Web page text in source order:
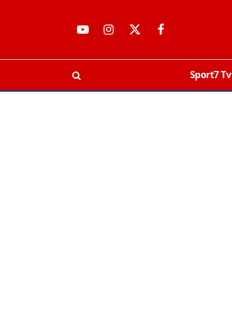
فيسبوكX
الانستغراميوتيوب
Sport7 Tv